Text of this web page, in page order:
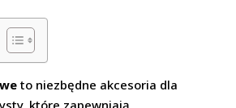
to niezbędne akcesoria dla
które zapewniają